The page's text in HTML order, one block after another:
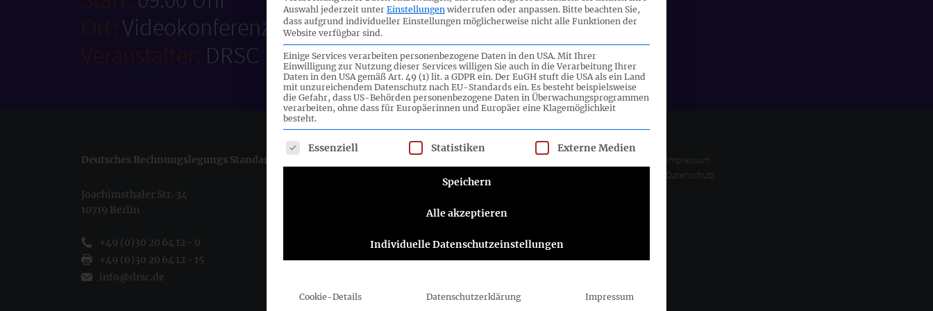
Ort: Videokonferenz
Veranstalter: DRSC
Deutsches Rechnungslegungs Standards Committee e.V.
Joachimsthaler Str. 34
10719 Berlin
+49 (0)30 20 64 12 - 0
+49 (0)30 20 64 12 - 15
info@drsc.de
DRSC-Newsletter abonnieren
Bitte wählen Sie aus, wie Sie von uns hören
Sie können sich jederzeit abmelden, indem Sie
auf den Link in der Fußzeile unserer E-Mails
Impressum
Datenschutz
Auswahl jederzeit unter Einstellungen widerrufen oder anpassen. Bitte beachten Sie,
dass aufgrund individueller Einstellungen möglicherweise nicht alle Funktionen der
Website verfügbar sind.
Einige Services verarbeiten personenbezogene Daten in den USA. Mit Ihrer
Einwilligung zur Nutzung dieser Services willigen Sie auch in die Verarbeitung Ihrer
Daten in den USA gemäß Art. 49 (1) lit. a GDPR ein. Der EuGH stuft die USA als ein Land
mit unzureichendem Datenschutz nach EU-Standards ein. Es besteht beispielsweise
die Gefahr, dass US-Behörden personenbezogene Daten in Überwachungsprogrammen
verarbeiten, ohne dass für Europäerinnen und Europäer eine Klagemöglichkeit
besteht.
Es folgt eine Liste der Service-Gruppen, für die eine Einwilligung erteilt werden kann. Die erste Service-Gruppe ist essenziell und
Essenziell Statistiken Externe Medien
Speichern
Alle akzeptieren
Individuelle Datenschutzeinstellungen
Cookie-Details Datenschutzerklärung Impressum